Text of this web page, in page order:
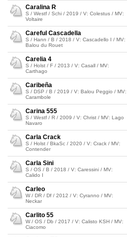
Caralina R
S / Westf / Schi / 2019 / V: Colestus / MV:
Voltaire
Careful Cascadella
S / Hann / B / 2018 / V: Cascadello I / MV:
Balou du Rouet
Carelia 4
S / Holst / F / 2013 / V: Casall / MV:
Carthago
Caribeña
S / DSP / B / 2019 / V: Balou Peggio / MV:
Carambole
Carina 555
S / Westf / R / 2009 / V: Christ / MV: Lago
Navaro
Carla Crack
S / Holst / BkaSc / 2020 / V: Crack / MV:
Contender
Carla Sini
S / OS / B / 2018 / V: Caressini / MV:
Calido I
Carleo
W / DR / Df / 2012 / V: Cyranno / MV:
Neckar
Carlito 55
W / OS / Db / 2017 / V: Calisto KSH / MV:
Ciacomo